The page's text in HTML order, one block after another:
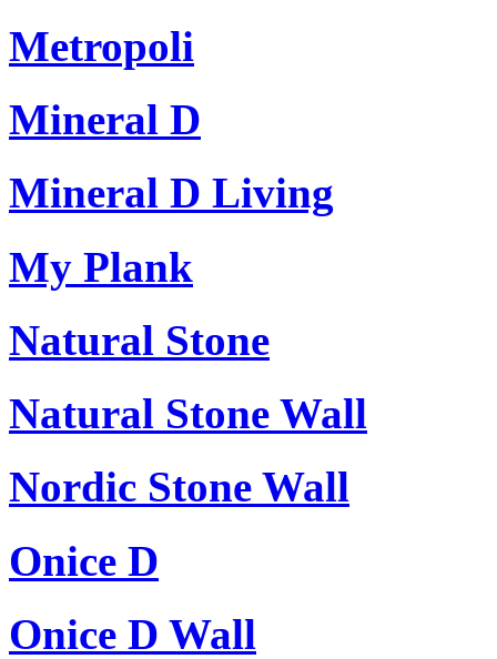
Metropoli
Mineral D
Mineral D Living
My Plank
Natural Stone
Natural Stone Wall
Nordic Stone Wall
Onice D
Onice D Wall